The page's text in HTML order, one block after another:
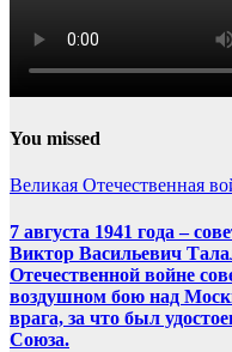
You missed
Великая Отечественная
7 августа 1941 года –
Виктор Васильевич
Отечественной войне
воздушном бою над
врага, за что был
Союза.